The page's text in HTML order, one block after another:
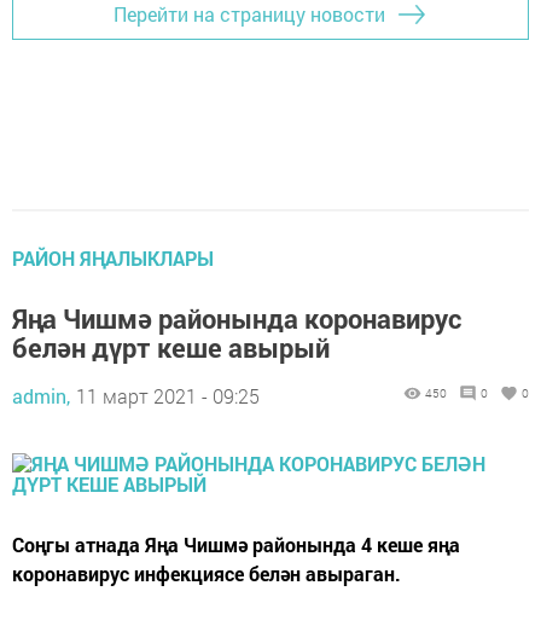
Перейти на страницу новости
РАЙОН ЯҢАЛЫКЛАРЫ
Яңа Чишмә районында коронавирус
белән дүрт кеше авырый
admin, 11 март 2021 - 09:25 450 0 0
Соңгы атнада Яңа Чишмә районында 4 кеше яңа
коронавирус инфекциясе белән авыраган.